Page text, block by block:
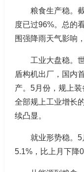
粮食生产稳。
度已过96%。总的
围强降雨天气影响
工业大盘稳。
盾构机出厂，国内
产。5月份，规上
全部规上工业增长
续凸显。
就业形势稳。
5.1%，比上月下降